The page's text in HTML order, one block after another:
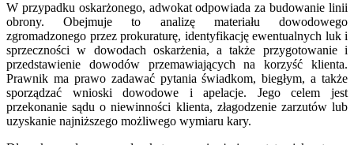
W przypadku oskarżonego, adwokat odpowiada za budowanie linii
obrony. Obejmuje to analizę materiału dowodowego
zgromadzonego przez prokuraturę, identyfikację ewentualnych luk i
sprzeczności w dowodach oskarżenia, a także przygotowanie i
przedstawienie dowodów przemawiających na korzyść klienta.
Prawnik ma prawo zadawać pytania świadkom, biegłym, a także
sporządzać wnioski dowodowe i apelacje. Jego celem jest
przekonanie sądu o niewinności klienta, złagodzenie zarzutów lub
uzyskanie najniższego możliwego wymiaru kary.